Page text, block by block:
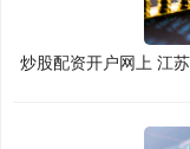
炒股配资开户网上 江